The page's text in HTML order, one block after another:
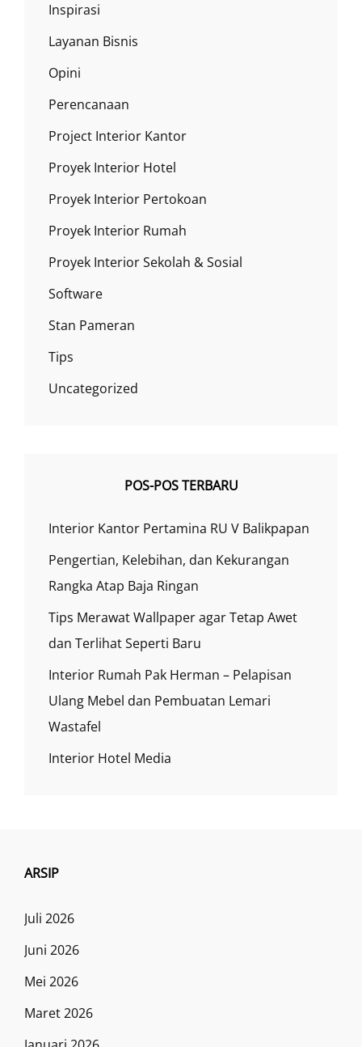
Inspirasi
Layanan Bisnis
Opini
Perencanaan
Project Interior Kantor
Proyek Interior Hotel
Proyek Interior Pertokoan
Proyek Interior Rumah
Proyek Interior Sekolah & Sosial
Software
Stan Pameran
Tips
Uncategorized
POS-POS TERBARU
Interior Kantor Pertamina RU V Balikpapan
Pengertian, Kelebihan, dan Kekurangan
Rangka Atap Baja Ringan
Tips Merawat Wallpaper agar Tetap Awet
dan Terlihat Seperti Baru
Interior Rumah Pak Herman – Pelapisan
Ulang Mebel dan Pembuatan Lemari
Wastafel
Interior Hotel Media
ARSIP
Juli 2026
Juni 2026
Mei 2026
Maret 2026